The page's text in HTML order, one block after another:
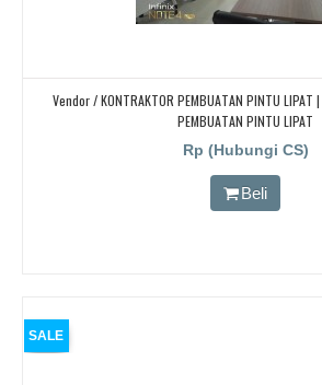
Vendor / KONTRAKTOR PEMBUATAN PINTU LIPAT
PEMBUATAN PINTU LIPAT
Rp (Hubungi CS)
Beli
SALE